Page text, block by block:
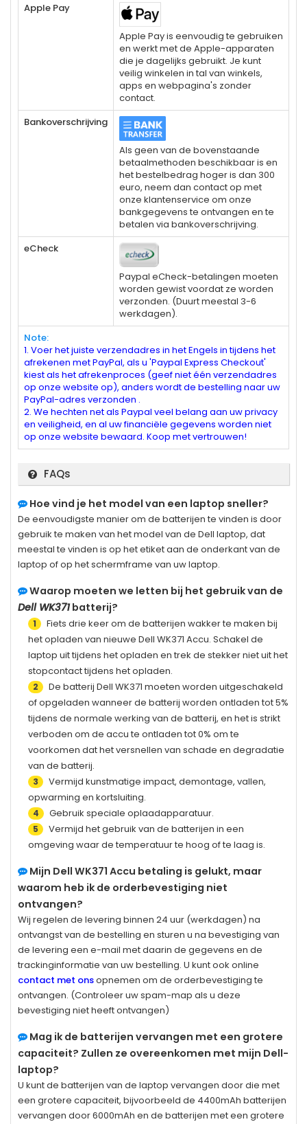
Apple Pay
Apple Pay is eenvoudig te gebruiken
en werkt met de Apple-apparaten
die je dagelijks gebruikt. Je kunt
veilig winkelen in tal van winkels,
apps en webpagina's zonder
contact.
Bankoverschrijving
Als geen van de bovenstaande
betaalmethoden beschikbaar is en
het bestelbedrag hoger is dan 300
euro, neem dan contact op met
onze klantenservice om onze
bankgegevens te ontvangen en te
betalen via bankoverschrijving.
eCheck
Paypal eCheck-betalingen moeten
worden gewist voordat ze worden
verzonden. (Duurt meestal 3-6
werkdagen).
Note:
1. Voer het juiste verzendadres in het Engels in tijdens het
afrekenen met PayPal, als u 'Paypal Express Checkout'
kiest als het afrekenproces (geef niet één verzendadres
op onze website op), anders wordt de bestelling naar uw
PayPal-adres verzonden .
2. We hechten net als Paypal veel belang aan uw privacy
en veiligheid, en al uw financiële gegevens worden niet
op onze website bewaard. Koop met vertrouwen!
FAQs
Hoe vind je het model van een laptop sneller?
De eenvoudigste manier om de batterijen te vinden is door
gebruik te maken van het model van de Dell laptop, dat
meestal te vinden is op het etiket aan de onderkant van de
laptop of op het schermframe van uw laptop.
Waarop moeten we letten bij het gebruik van de
Dell WK371batterij?
1
Fiets drie keer om de batterijen wakker te maken bij
het opladen van nieuwe Dell WK371 Accu. Schakel de
laptop uit tijdens het opladen en trek de stekker niet uit het
stopcontact tijdens het opladen.
2 De batterij Dell WK371 moeten worden uitgeschakeld
of opgeladen wanneer de batterij worden ontladen tot 5%
tijdens de normale werking van de batterij, en het is strikt
verboden om de accu te ontladen tot 0% om te
voorkomen dat het versnellen van schade en degradatie
van de batterij.
3
Vermijd kunstmatige impact, demontage, vallen,
opwarming en kortsluiting.
4 Gebruik speciale oplaadapparatuur.
5
Vermijd het gebruik van de batterijen in een
omgeving waar de temperatuur te hoog of te laag is.
Mijn Dell WK371 Accu betaling is gelukt, maar
waarom heb ik de orderbevestiging niet
ontvangen?
Wij regelen de levering binnen 24 uur (werkdagen) na
ontvangst van de bestelling en sturen u na bevestiging van
de levering een e-mail met daarin de gegevens en de
trackinginformatie van uw bestelling. U kunt ook online
contact met onsopnemen om de orderbevestiging te
ontvangen. (Controleer uw spam-map als u deze
bevestiging niet heeft ontvangen)
Mag ik de batterijen vervangen met een grotere
capaciteit? Zullen ze overeenkomen met mijn Dell-
laptop?
U kunt de batterijen van de laptop vervangen door die met
een grotere capaciteit, bijvoorbeeld de 4400mAh batterijen
vervangen door 6000mAh en de batterijen met een grotere